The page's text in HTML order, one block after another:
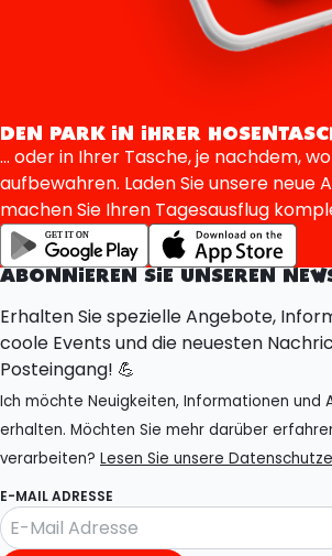
DEN PARK IN IHRER
... oder in Ihrer Tasche, je nachdem,
aufbewahren. Laden Sie unsere neue
machen Sie Ihren Tagesausflug
ABONNIEREN SIE UNSEREN
Erhalten Sie spezielle Angebote,
coole Events und die neuesten
Posteingang! 💪
Ich möchte Neuigkeiten, Informationen und
erhalten. Möchten Sie mehr darüber
verarbeiten? Lesen Sie unsere
E-MAIL ADRESSE